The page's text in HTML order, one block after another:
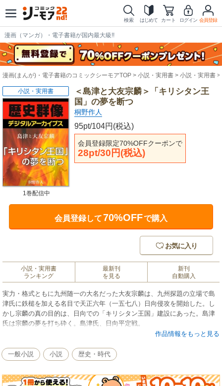
検索 はじめて カート ログイン 会員登録
漫画（マンガ）・電子書籍が国内最大級!!
漫画(まんが)・電子書籍のコミックシーモアTOP 小説・実用書 小説・実用書
＜島津と大友宗麟＞「キリシタン王
国」の夢を断つ
桐野作人
95pt/104円(税込)
会員登録限定70%OFFクーポンで
28pt/30円(税込)
小説・実用書
1巻配信中
会員登録して70%OFFで購入
お気に入り
小説・実用書
ランキング
最新刊
を見る
新刊
自動購入
実力・格式ともに九州随一の大名だった大友宗麟は、九州探題の立場で島
津氏に鉄槌を加える名目で天正六年（一五七八）日向侵攻を開始した。し
かし宗麟の真の目的は、日向での「キリシタン王国」建設にあった。島津
氏は宗麟の夢を打ち砕く。島津氏、日向平定戦。
作品情報をもっと見る
一般小説 小説 歴史・時代